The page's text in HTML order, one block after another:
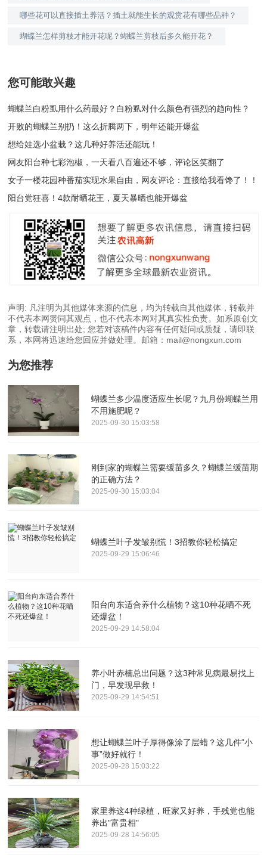
哪些花可以直接插土养活？插土就能生长的观赏花有哪些品种？
蝴蝶兰怎样剪枝才能开花呢？蝴蝶兰剪枝后多久能开花？
您可能敢兴趣
蝴蝶兰白粉虱用什么药最好？白粉虱对什么颜色有强烈的趋向性？
开败的蝴蝶兰别扔！这么折腾两下，明年还能开爆盆
想给娃选小盆栽？这几种好养活还能玩！
网友阳台种七彩泡椒，一天看八百遍还不够，评论区笑翻了
女子一楼花园种番茄实现水果自由，网友评论：直接给我看馋了！！
阳台党狂喜！4款耐晒花王，夏天暴晒也能开爆盆
声明: 凡注明为其他媒体来源的信息，均为转载自其他媒体，转载并
不代表本网赞同其观点，也不代表本网对其真实性负责。如系原创文
章，转载请注明出处; 您若对该稿件内容有任何疑问或质疑，请即联
系，本网将迅速给您回应并做处理。邮箱：mail@nongxun.com
为您推荐
蝴蝶兰多少温度适应生长呢？九月份蝴蝶兰用
不用施肥呢？
2025-09-30 15:03:58
刚到家的蝴蝶兰需要缓苗多久？蝴蝶兰缓苗期
的正确方法？
2025-09-30 15:03:04
蝴蝶兰叶子发皱别慌！3招教你轻松搞定
2025-09-29 15:06:46
阳台向东适合养什么植物？这10种花晒不死
还爆盆！
2025-09-29 14:58:04
养小叶赤楠总出问题？这3种常见病最易找上
门，早发现早救！
2025-09-29 14:54:51
想让蝴蝶兰叶子厚得像涂了层蜡？这几件“小
事”做好就行！
2025-09-28 15:03:22
家里养这4种绿植，旺家又好养，手残党也能
养出"富贵相"
2025-09-28 14:56:05